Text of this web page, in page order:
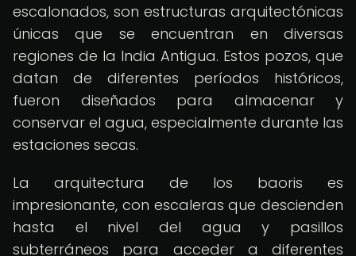
escalonados, son estructuras arquitectónicas
únicas que se encuentran en diversas
regiones de la India Antigua. Estos pozos, que
datan de diferentes períodos históricos,
fueron diseñados para almacenar y
conservar el agua, especialmente durante las
estaciones secas.
La arquitectura de los baoris es
impresionante, con escaleras que descienden
hasta el nivel del agua y pasillos
subterráneos para acceder a diferentes